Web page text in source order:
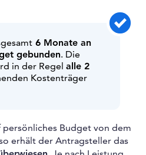
6 Monate an
gebunden. Die
in der Regel alle 2
Kostenträger
Budget von dem
erhält der Antragsteller das